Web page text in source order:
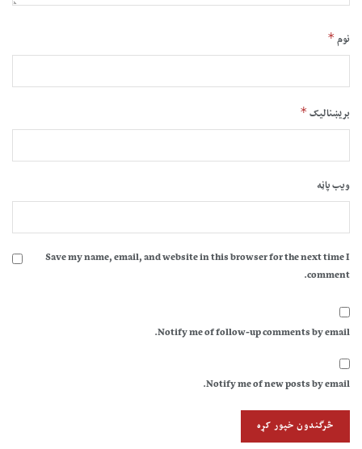
نوم*
بریښنالیک*
ویب پاڼه
Save my name, email, and website in this browser for the next time I
comment.
Notify me of follow-up comments by email.
Notify me of new posts by email.